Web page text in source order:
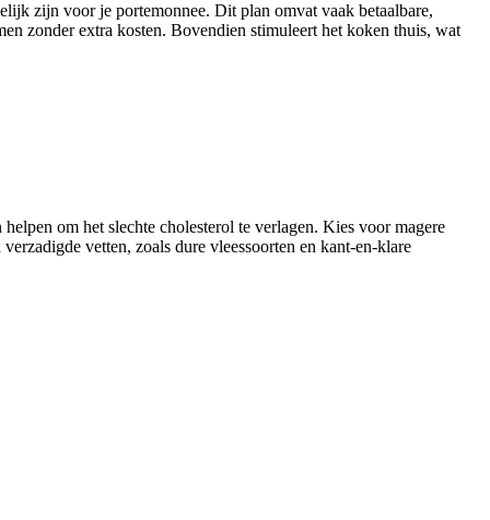
zijn voor je portemonnee. Dit plan omvat vaak betaalbare,
zonder extra kosten. Bovendien stimuleert het koken thuis, wat
om het slechte cholesterol te verlagen. Kies voor magere
vetten, zoals dure vleessoorten en kant-en-klare